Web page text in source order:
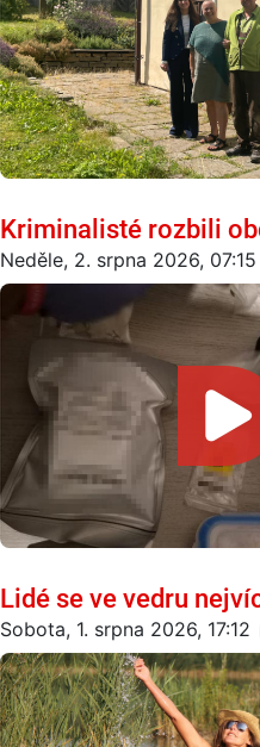
Kriminalisté rozbili
Neděle, 2. srpna 2026, 07:15
Lidé se ve vedru
Sobota, 1. srpna 2026, 17:12